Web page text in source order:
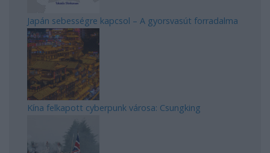
Japán sebességre kapcsol – A gyorsvasút forradalma
Kína felkapott cyberpunk városa: Csungking